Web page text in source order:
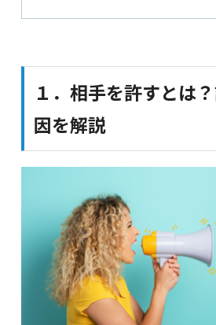
１．相手を許すとは
因を解説